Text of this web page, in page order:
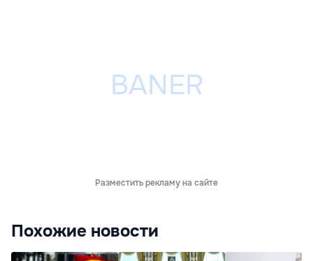
Разместить рекламу на сайте
Похожие новости